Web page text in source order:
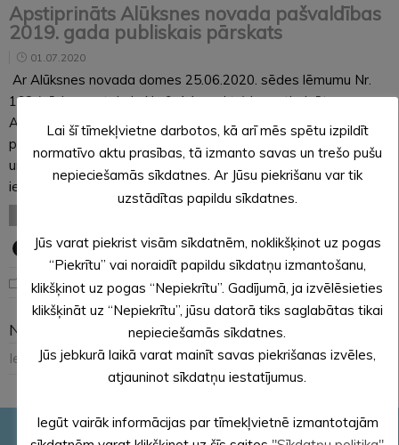
Apstiprināts Alūksnes novada pašvaldības
2019. gada publiskais pārskats
01.07.2020
Ar Alūksnes novada domes 25.06.2020. sēdes lēmumu Nr.
168 (sēdes protokols Nr. 9, 14. punkts) ir apstiprināts
Alūksnes novada pašvaldības 2019. gada publiskais
pārskats. Ar pārskatu var iepazīties Alūksnes novada Valsts
un pašvaldības vienotajā klientu apkalpošanas centrā Dārza
ielā 11,…
Noderīga informācija
Navigācija
Iepriekšējais 1 2 3
Lai šī tīmekļvietne darbotos, kā arī mēs spētu izpildīt
normatīvo aktu prasības, tā izmanto savas un trešo pušu
nepieciešamās sīkdatnes. Ar Jūsu piekrišanu var tik
uzstādītas papildu sīkdatnes.
Jūs varat piekrist visām sīkdatnēm, noklikšķinot uz pogas
“Piekrītu” vai noraidīt papildu sīkdatņu izmantošanu,
klikšķinot uz pogas “Nepiekrītu”. Gadījumā, ja izvēlēsieties
klikšķināt uz “Nepiekrītu”, jūsu datorā tiks saglabātas tikai
nepieciešamās sīkdatnes.
Jūs jebkurā laikā varat mainīt savas piekrišanas izvēles,
atjauninot sīkdatņu iestatījumus.
Iegūt vairāk informācijas par tīmekļvietnē izmantotajām